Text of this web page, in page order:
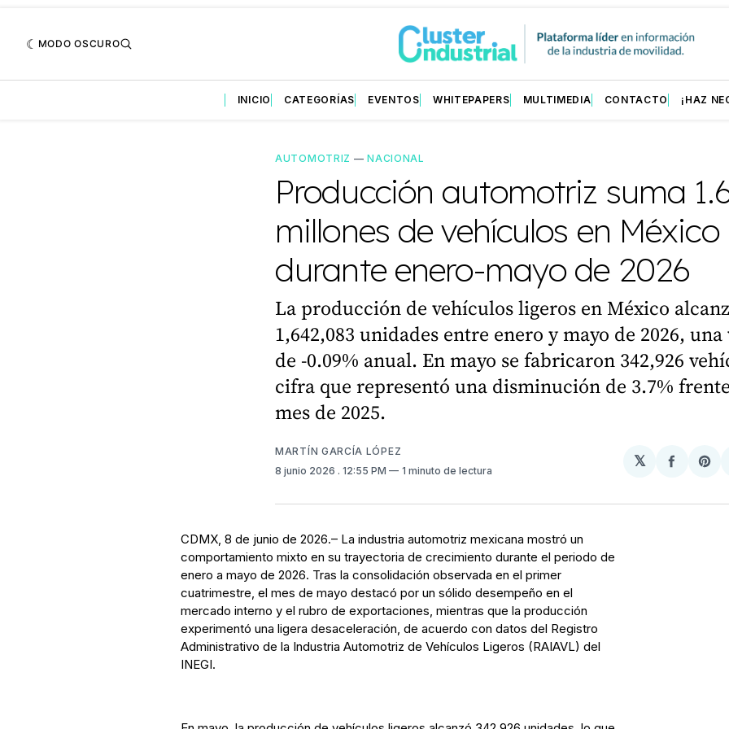
MODO OSCURO
INICIO CATEGORÍAS EVENTOS WHITEPAPERS MULTIMEDIA CONTACTO ¡HAZ
AUTOMOTRIZ —NACIONAL
Producción automotriz suma
millones de vehículos en México
durante enero-mayo de 2026
La producción de vehículos ligeros en México
1,642,083 unidades entre enero y mayo de 2026,
de -0.09% anual. En mayo se fabricaron 342,926
cifra que representó una disminución de 3.7%
mes de 2025.
MARTÍN GARCÍA LÓPEZ
8 junio 2026 . 12:55 PM 1 minuto de lectura
𝕏
CDMX, 8 de junio de 2026.– La industria automotriz mexicana mostró un
comportamiento mixto en su trayectoria de crecimiento durante el periodo de
enero a mayo de 2026. Tras la consolidación observada en el primer
cuatrimestre, el mes de mayo destacó por un sólido desempeño en el
mercado interno y el rubro de exportaciones, mientras que la producción
experimentó una ligera desaceleración, de acuerdo con datos del Registro
Administrativo de la Industria Automotriz de Vehículos Ligeros (RAIAVL) del
INEGI.